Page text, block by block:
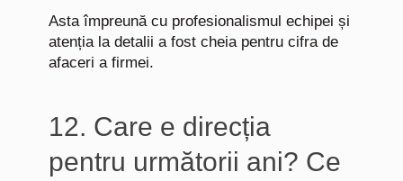
Asta împreună cu profesionalismul echipei și
atenția la detalii a fost cheia pentru cifra de
afaceri a firmei.
12. Care e direcția
pentru următorii ani? Ce